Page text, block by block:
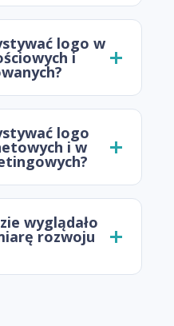
logo w
i
logo
i w
wyglądało
rozwoju